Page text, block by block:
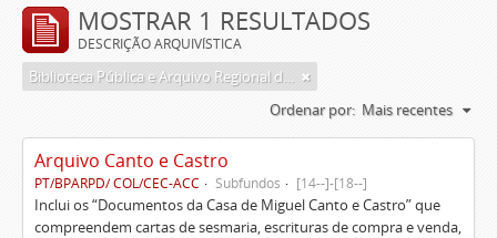
MOSTRAR 1 RESULTADOS
DESCRIÇÃO ARQUIVÍSTICA
Biblioteca Pública e Arquivo Regional de Ponta Delgada
Ordenar por: Mais recentes
Arquivo Canto e Castro
PT/BPARPD/ COL/CEC-ACC Subfundos [14--]-[18--]
Inclui os “Documentos da Casa de Miguel Canto e Castro” que
compreendem cartas de sesmaria, escrituras de compra e venda,